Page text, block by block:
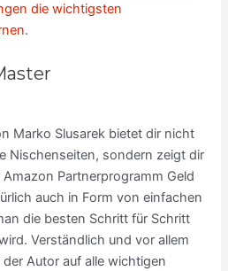
die wichtigsten
.
Marko Slusarek bietet dir nicht
Nischenseiten, sondern zeigt dir
Partnerprogramm Geld
auch in Form von einfachen
die besten Schritt für Schritt
Verständlich und vor allem
Autor auf alle wichtigen